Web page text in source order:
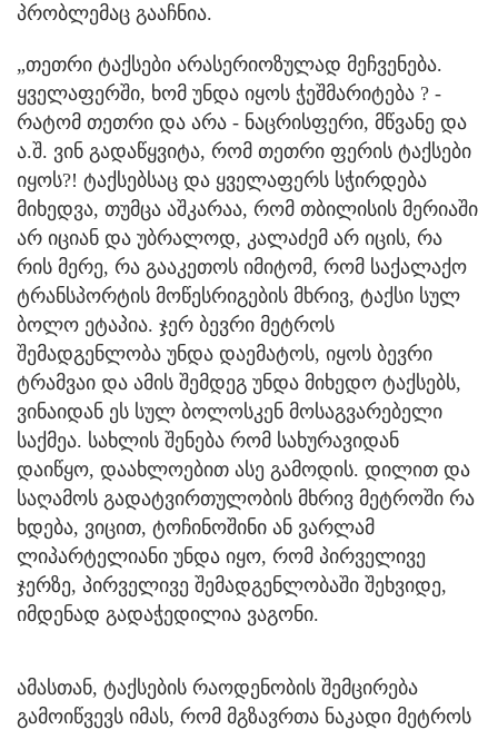
პრობლემაც გააჩნია.
„თეთრი ტაქსები არასერიოზულად მეჩვენება.
ყველაფერში, ხომ უნდა იყოს ჭეშმარიტება ? -
რატომ თეთრი და არა - ნაცრისფერი, მწვანე და
ა.შ. ვინ გადაწყვიტა, რომ თეთრი ფერის ტაქსები
იყოს?! ტაქსებსაც და ყველაფერს სჭირდება
მიხედვა, თუმცა აშკარაა, რომ თბილისის მერიაში
არ იციან და უბრალოდ, კალაძემ არ იცის, რა
რის მერე, რა გააკეთოს იმიტომ, რომ საქალაქო
ტრანსპორტის მოწესრიგების მხრივ, ტაქსი სულ
ბოლო ეტაპია. ჯერ ბევრი მეტროს
შემადგენლობა უნდა დაემატოს, იყოს ბევრი
ტრამვაი და ამის შემდეგ უნდა მიხედო ტაქსებს,
ვინაიდან ეს სულ ბოლოსკენ მოსაგვარებელი
საქმეა. სახლის შენება რომ სახურავიდან
დაიწყო, დაახლოებით ასე გამოდის. დილით და
საღამოს გადატვირთულობის მხრივ მეტროში რა
ხდება, ვიცით, ტოჩინოშინი ან ვარლამ
ლიპარტელიანი უნდა იყო, რომ პირველივე
ჯერზე, პირველივე შემადგენლობაში შეხვიდე,
იმდენად გადაჭედილია ვაგონი.
ამასთან, ტაქსების რაოდენობის შემცირება
გამოიწვევს იმას, რომ მგზავრთა ნაკადი მეტროს